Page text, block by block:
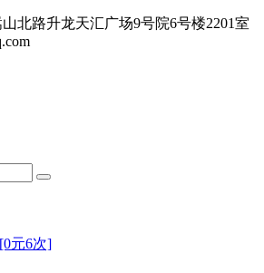
北路升龙天汇广场9号院6号楼2201室
元6次]